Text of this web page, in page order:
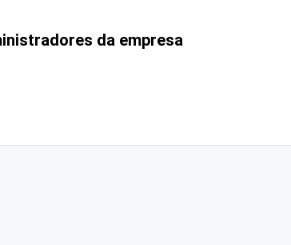
da empresa